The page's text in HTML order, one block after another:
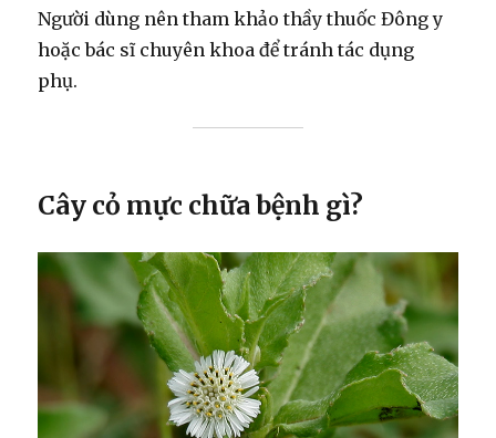
Người dùng nên tham khảo thầy thuốc Đông y
hoặc bác sĩ chuyên khoa để tránh tác dụng
phụ.
Cây cỏ mực chữa bệnh gì?